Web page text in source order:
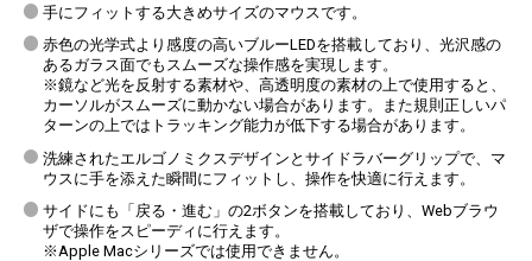
手にフィットする大きめサイズのマウスです。
赤色の光学式より感度の高いブルーLEDを搭載しており、光沢感の
あるガラス面でもスムーズな操作感を実現します。
※鏡など光を反射する素材や、高透明度の素材の上で使用すると、
カーソルがスムーズに動かない場合があります。また規則正しいパ
ターンの上ではトラッキング能力が低下する場合があります。
洗練されたエルゴノミクスデザインとサイドラバーグリップで、マ
ウスに手を添えた瞬間にフィットし、操作を快適に行えます。
サイドにも「戻る・進む」の2ボタンを搭載しており、Webブラウ
ザで操作をスピーディに行えます。
※Apple Macシリーズでは使用できません。